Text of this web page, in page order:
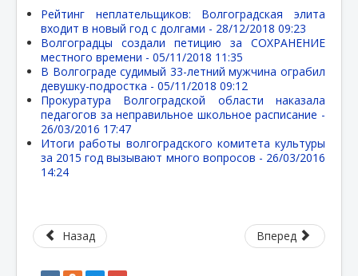
Рейтинг неплательщиков: Волгоградская элита
входит в новый год с долгами - 28/12/2018 09:23
Волгоградцы создали петицию за СОХРАНЕНИЕ
местного времени - 05/11/2018 11:35
В Волгограде судимый 33-летний мужчина ограбил
девушку-подростка - 05/11/2018 09:12
Прокуратура Волгоградской области наказала
педагогов за неправильное школьное расписание -
26/03/2016 17:47
Итоги работы волгоградского комитета культуры
за 2015 год вызывают много вопросов - 26/03/2016
14:24
Назад Вперед